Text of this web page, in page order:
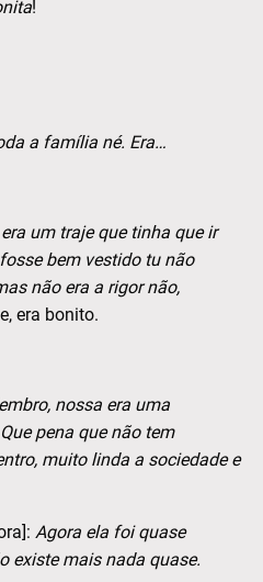
!
a família né. Era…
um traje que tinha que ir
bem vestido tu não
não era a rigor não,
era bonito.
nossa era uma
pena que não tem
muito linda a sociedade e
Agora ela foi quase
existe mais nada quase.